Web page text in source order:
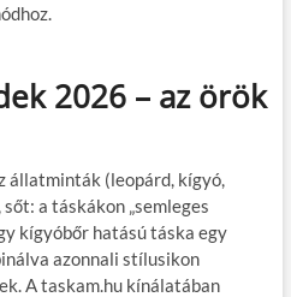
2026 – az örök
állatminták (leopárd, kígyó,
a táskákon „semleges
kígyóbőr hatású táska egy
azonnali stílusikon
A taskam.hu kínálatában